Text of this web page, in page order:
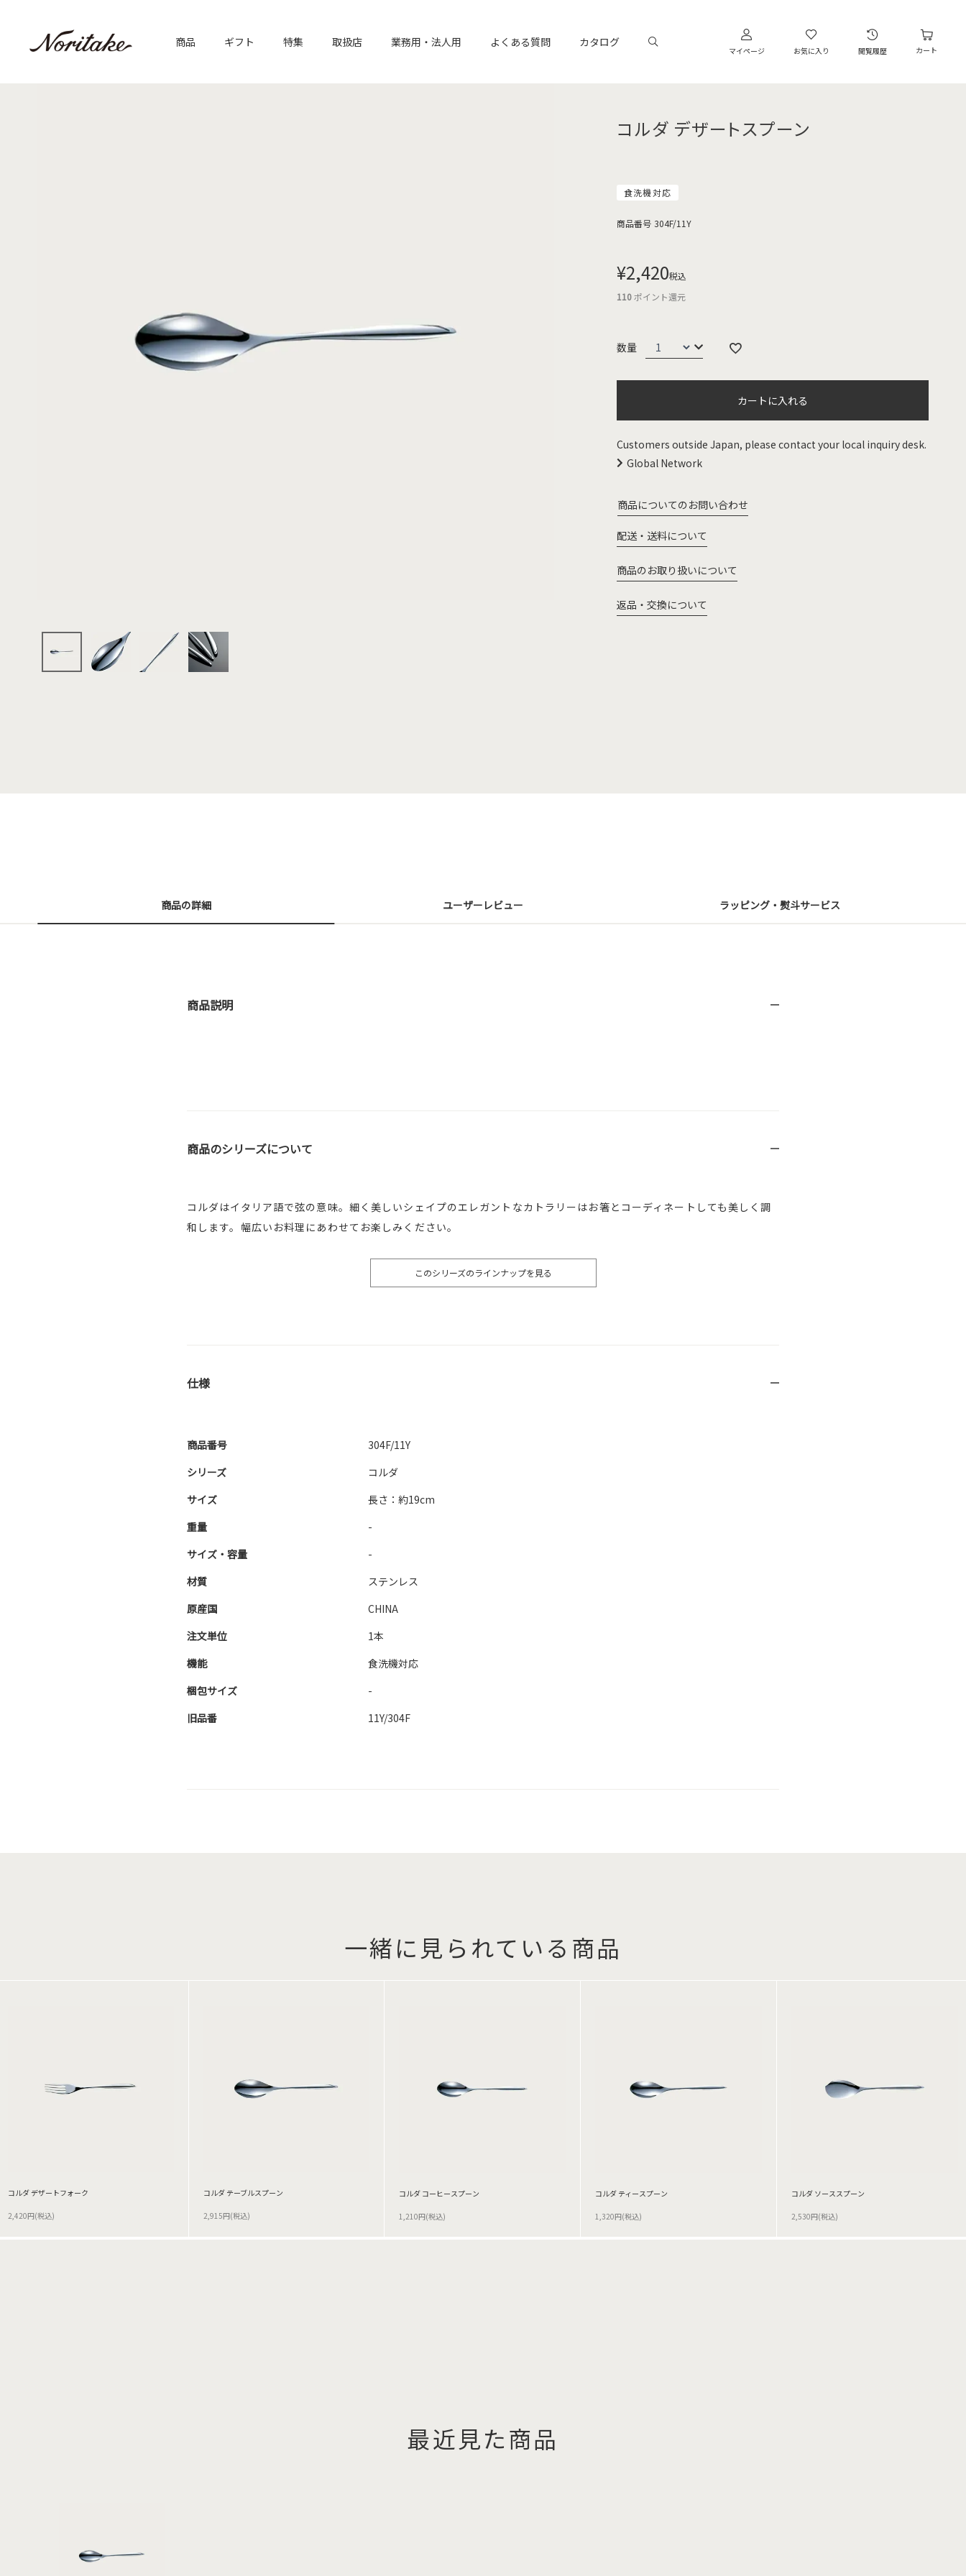
商品 ギフト 特集 取扱店 業務用・法人用 よくある質問 カタログ
マイページ お気に入り 閲覧履歴 カート
コルダ デザートスプーン
食洗機対応
商品番号 304F/11Y
¥2,420税込
110ポイント還元
カートに入れる
Customers outside Japan, please contact your local inquiry desk.
Global Network
商品についてのお問い合わせ
配送・送料について
商品のお取り扱いについて
返品・交換について
商品の詳細 ユーザーレビュー ラッピング・熨斗サービス
商品説明
商品のシリーズについて
コルダはイタリア語で弦の意味。細く美しいシェイプのエレガントなカトラリーはお箸とコーディネートしても美しく調
和します。幅広いお料理にあわせてお楽しみください。
このシリーズのラインナップを見る
仕様
商品番号
304F/11Y
シリーズ
コルダ
サイズ
長さ：約19cm
重量
-
サイズ・容量
-
材質
ステンレス
原産国
CHINA
注文単位
1本
機能
食洗機対応
梱包サイズ
-
旧品番
11Y/304F
一緒に見られている商品
コルダ デザートフォーク
2,420円(税込)
コルダ テーブルスプーン
2,915円(税込)
コルダ コーヒースプーン
1,210円(税込)
コルダ ティースプーン
1,320円(税込)
コルダ ソーススプーン
2,530円(税込)
最近見た商品